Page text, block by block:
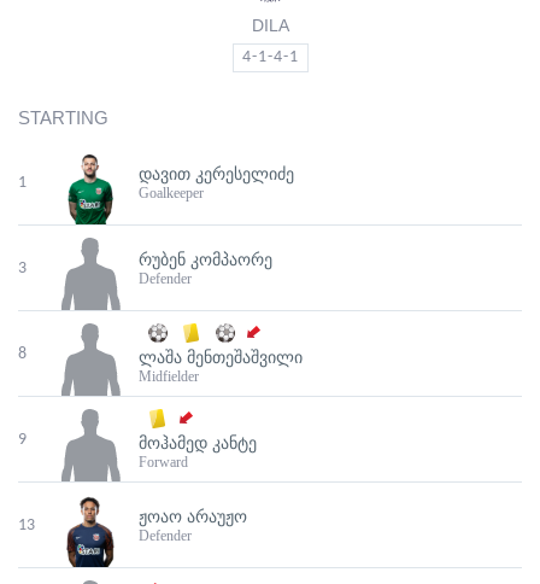
DILA
4-1-4-1
STARTING
1 ᲓᲐᲕᲘᲗ ᲙᲔᲠᲔᲡᲔᲚᲘᲫᲔ
Goalkeeper
3 ᲠᲣᲑᲔᲜ ᲙᲝᲛᲞᲐᲝᲠᲔ
Defender
8 ᲚᲐᲨᲐ ᲛᲔᲜᲗᲔᲨᲐᲨᲕᲘᲚᲘ
Midfielder
9 ᲛᲝᲰᲐᲛᲔᲓ ᲙᲐᲜᲢᲔ
Forward
13 ᲟᲝᲐᲝ ᲐᲠᲐᲣᲟᲝ
Defender